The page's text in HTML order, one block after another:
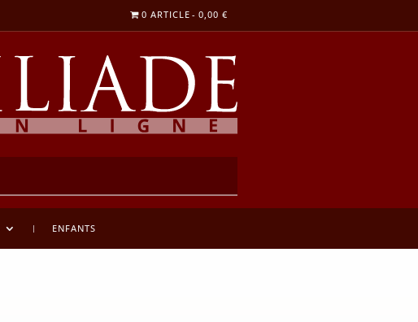
0 ARTICLE 0,00 €
ENFANTS